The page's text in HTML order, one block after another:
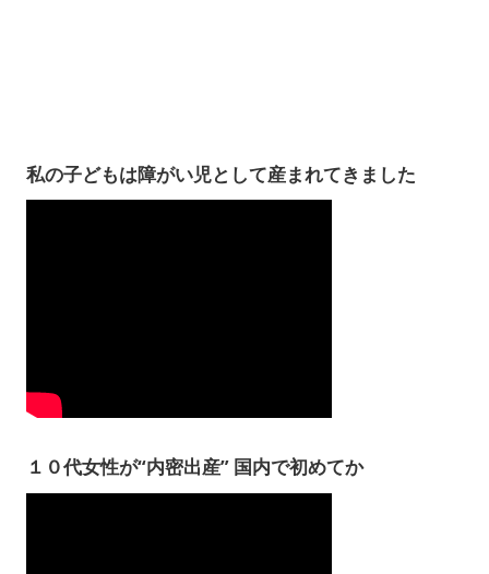
私の子どもは障がい児として産まれてきました
１０代女性が“内密出産” 国内で初めてか